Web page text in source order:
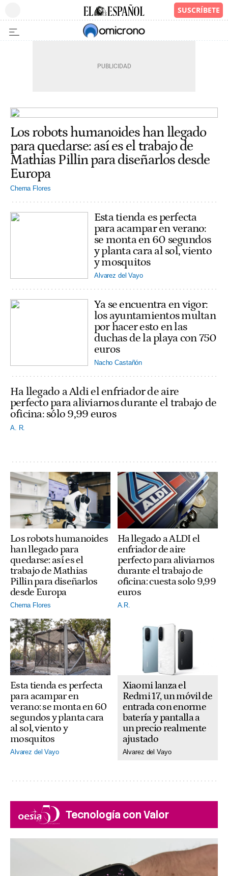
Los robots humanoides han llegado
para quedarse: así es el trabajo de
Mathias Pillin para diseñarlos desde
Europa
Chema Flores
Esta tienda es perfecta
para acampar en verano:
se monta en 60 segundos
y planta cara al sol, viento
y mosquitos
Alvarez del Vayo
Ya se encuentra en vigor:
los ayuntamientos multan
por hacer esto en las
duchas de la playa con 750
euros
Nacho Castañón
Ha llegado a Aldi el enfriador de aire
perfecto para aliviarnos durante el trabajo de
oficina: sólo 9,99 euros
A. R.
Los robots humanoides
han llegado para
quedarse: así es el
trabajo de Mathias
Pillin para diseñarlos
desde Europa
Chema Flores
Ha llegado a ALDI el
enfriador de aire
perfecto para aliviarnos
durante el trabajo de
oficina: cuesta solo 9,99
euros
A.R.
Esta tienda es perfecta
para acampar en
verano: se monta en 60
segundos y planta cara
al sol, viento y
mosquitos
Alvarez del Vayo
Xiaomi lanza el
Redmi 17, un móvil de
entrada con enorme
batería y pantalla a
un precio realmente
ajustado
Alvarez del Vayo
Tecnología con Valor